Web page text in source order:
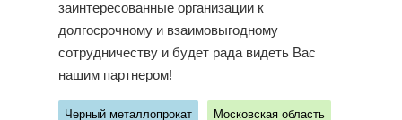
заинтересованные организации к
долгосрочному и взаимовыгодному
сотрудничеству и будет рада видеть Вас
нашим партнером!
Черный металлопрокат Московская область